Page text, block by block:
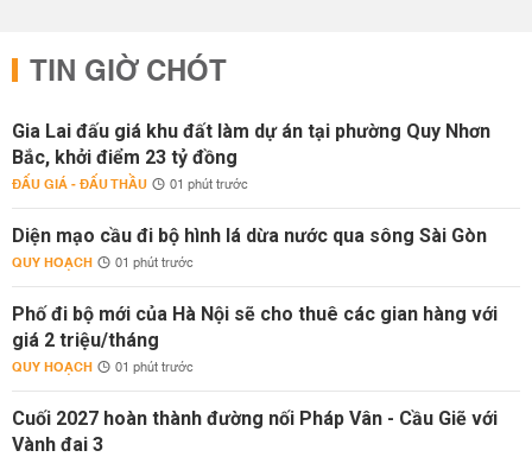
TIN GIỜ CHÓT
Gia Lai đấu giá khu đất làm dự án tại phường Quy Nhơn
Bắc, khởi điểm 23 tỷ đồng
ĐẤU GIÁ - ĐẤU THẦU 01 phút trước
Diện mạo cầu đi bộ hình lá dừa nước qua sông Sài Gòn
QUY HOẠCH 01 phút trước
Phố đi bộ mới của Hà Nội sẽ cho thuê các gian hàng với
giá 2 triệu/tháng
QUY HOẠCH 01 phút trước
Cuối 2027 hoàn thành đường nối Pháp Vân - Cầu Giẽ với
Vành đai 3